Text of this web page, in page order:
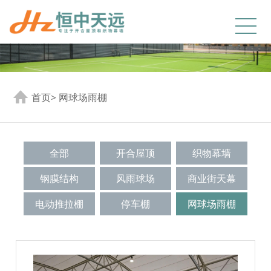
首页> 网球场雨棚
全部 开合屋顶
织物幕墙
钢膜结构
风雨球场
商业街天幕
电动推拉棚
停车棚 网球场雨棚